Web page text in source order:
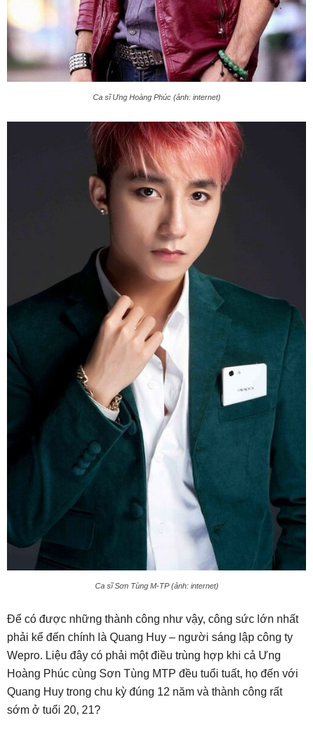
Ca sĩ Ưng Hoàng Phúc (ảnh: internet)
Ca sĩ Sơn Tùng M-TP (ảnh: internet)
Để có được những thành công như vậy, công sức lớn nhất
phải kể đến chính là Quang Huy – người sáng lập công ty
Wepro. Liệu đây có phải một điều trùng hợp khi cả Ưng
Hoàng Phúc cùng Sơn Tùng MTP đều tuổi tuất, họ đến với
Quang Huy trong chu kỳ đúng 12 năm và thành công rất
sớm ở tuổi 20, 21?